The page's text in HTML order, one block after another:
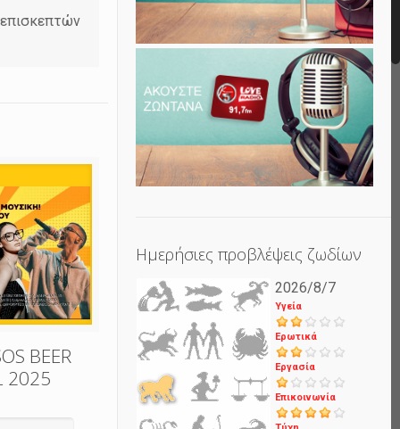
BEER
2025
Ημερήσιες προβλέψεις ζωδίων
2026/8/7
Υγεία
Ερωτικά
Εργασία
Επικοινωνία